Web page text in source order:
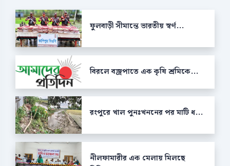
ফুলবাড়ী সীমান্তে ভারতীয় স্বর্ণ...
বিরলে বজ্রপাতে এক কৃষি শ্রমিকে...
রংপুরে খাল পুনঃখননের পর মাটি ধ...
নীলফামারীর এক মেলায় মিলছে